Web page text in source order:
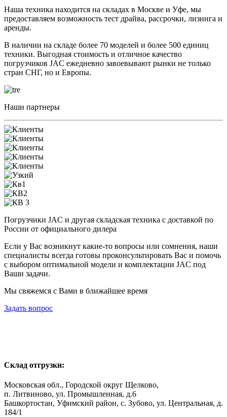
Наша техника находится на складах в Москве и Уфе, мы
предоставляем возможность тест драйва, рассрочки, лизинга и
аренды.
В наличии на складе более 70 моделей и более 500 единиц
техники. Выгодная стоимость и отличное качество
погрузчиков JAC ежедневно завоевывают рынки не только
стран СНГ, но и Европы.
Наши партнеры
Погрузчики JAC и другая складская техника с доставкой по
России от официального дилера
Если у Вас возникнут какие-то вопросы или сомнения, наши
специалисты всегда готовы проконсультировать Вас и помочь
с выбором оптимальной модели и комплектации JAC под
Ваши задачи.
Мы свяжемся с Вами в ближайшее время
Задать вопрос
Склад отгрузки:
Московская обл., Городской округ Щелково,
п. Литвиново, ул. Промышленная, д.6
Башкортостан, Уфимский район, с. Зубово, ул. Центральная, д.
184/1